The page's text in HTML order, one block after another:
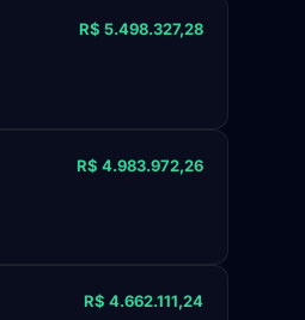
R$ 5.498.327,28
R$ 4.983.972,26
R$ 4.662.111,24